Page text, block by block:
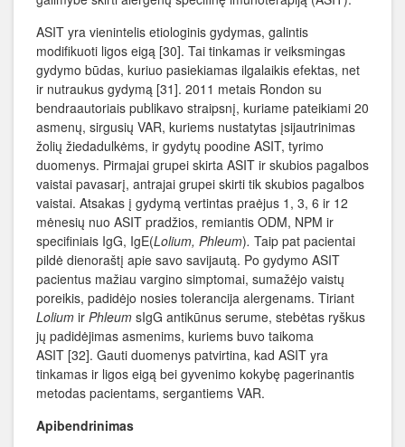
ASIT yra vienintelis etiologinis gydymas, galintis
modifikuoti ligos eigą [30]. Tai tinkamas ir veiksmingas
gydymo būdas, kuriuo pasiekiamas ilgalaikis efektas, net
ir nutraukus gydymą [31]. 2011 metais Rondon su
bendraautoriais publikavo straipsnį, kuriame pateikiami 20
asmenų, sirgusių VAR, kuriems nustatytas įsijautrinimas
žolių žiedadulkėms, ir gydytų poodine ASIT, tyrimo
duomenys. Pirmajai grupei skirta ASIT ir skubios pagalbos
vaistai pavasarį, antrajai grupei skirti tik skubios pagalbos
vaistai. Atsakas į gydymą vertintas praėjus 1, 3, 6 ir 12
mėnesių nuo ASIT pradžios, remiantis ODM, NPM ir
specifiniais IgG, IgE(Lolium, Phleum). Taip pat pacientai
pildė dienoraštį apie savo savijautą. Po gydymo ASIT
pacientus mažiau vargino simptomai, sumažėjo vaistų
poreikis, padidėjo nosies tolerancija alergenams. Tiriant
Lolium ir Phleum sIgG antikūnus serume, stebėtas ryškus
jų padidėjimas asmenims, kuriems buvo taikoma
ASIT [32]. Gauti duomenys patvirtina, kad ASIT yra
tinkamas ir ligos eigą bei gyvenimo kokybę pagerinantis
metodas pacientams, sergantiems VAR.
Apibendrinimas